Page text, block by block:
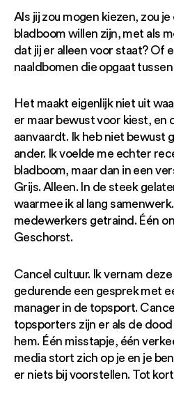
Als jij zou mogen kiezen, zou
bladboom willen zijn, met als
dat jij er alleen voor staat? Of
naaldbomen die opgaat
Het maakt eigenlijk niet uit
er maar bewust voor kiest, en
aanvaardt. Ik heb niet bewust
ander. Ik voelde me echter
bladboom, maar dan in een
Grijs. Alleen. In de steek
waarmee ik al lang
medewerkers getraind. Één
Geschorst.
Cancel cultuur. Ik vernam
gedurende een gesprek met
manager in de topsport.
topsporters zijn er als de
hem. Één misstapje, één
media stort zich op je en je
er niets bij voorstellen. Tot